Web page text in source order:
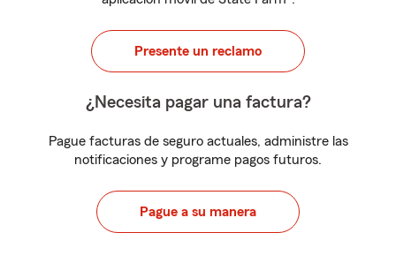
Presente un reclamo
¿Necesita pagar una factura?
Pague facturas de seguro actuales, administre las
notificaciones y programe pagos futuros.
Pague a su manera